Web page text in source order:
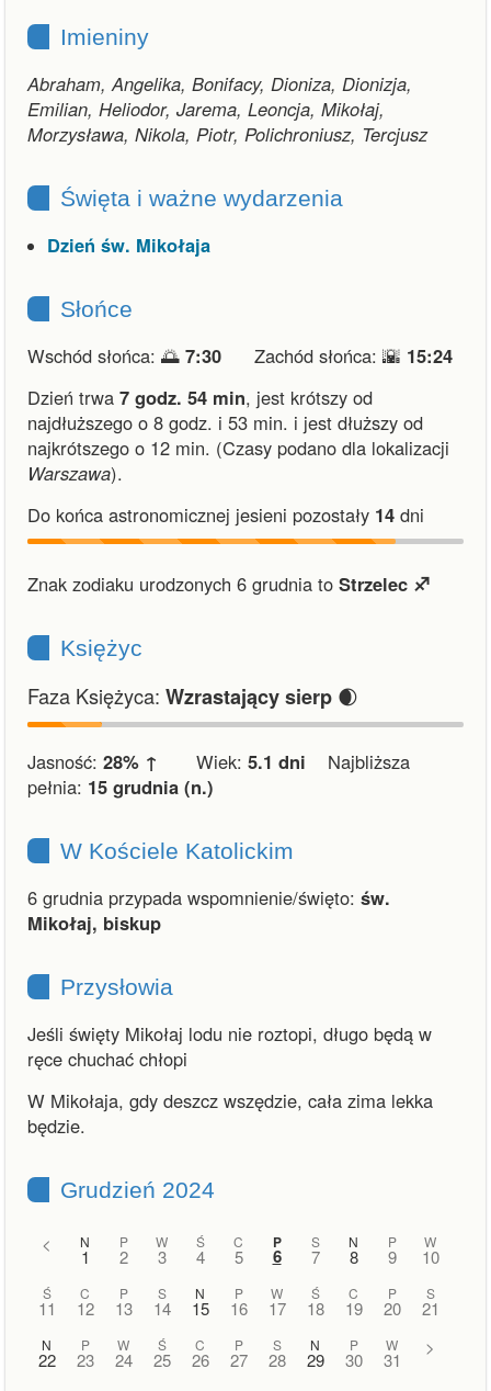
Imieniny
Abraham, Angelika, Bonifacy, Dioniza, Dionizja,
Emilian, Heliodor, Jarema, Leoncja, Mikołaj,
Morzysława, Nikola, Piotr, Polichroniusz, Tercjusz
Święta i ważne wydarzenia
Dzień św. Mikołaja
Słońce
Wschód słońca: 🌅 7:30 Zachód słońca: 🌇 15:24
Dzień trwa 7 godz. 54 min, jest krótszy od
najdłuższego o 8 godz. i 53 min. i jest dłuższy od
najkrótszego o 12 min. (Czasy podano dla lokalizacji
Warszawa).
Do końca astronomicznej jesieni pozostały 14 dni
Znak zodiaku urodzonych 6 grudnia to Strzelec ♐︎
Księżyc
Faza Księżyca: Wzrastający sierp 🌒
Jasność: 28% ↑ Wiek: 5.1 dni Najbliższa
pełnia: 15 grudnia (n.)
W Kościele Katolickim
6 grudnia przypada wspomnienie/święto: św.
Mikołaj, biskup
Przysłowia
Jeśli święty Mikołaj lodu nie roztopi, długo będą w
ręce chuchać chłopi
W Mikołaja, gdy deszcz wszędzie, cała zima lekka
będzie.
Grudzień 2024
< N
1
P
2
W
3
Ś
4
C
5
P
6
S
7
N
8
P
9
W
10
Ś
11
C
12
P
13
S
14
N
15
P
16
W
17
Ś
18
C
19
P
20
S
21
N
22
P
23
W
24
Ś
25
C
26
P
27
S
28
N
29
P
30
W
31
>